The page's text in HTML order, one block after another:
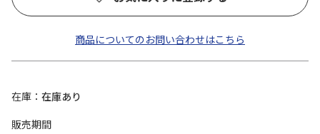
商品についてのお問い合わせはこちら
在庫
在庫あり
販売期間